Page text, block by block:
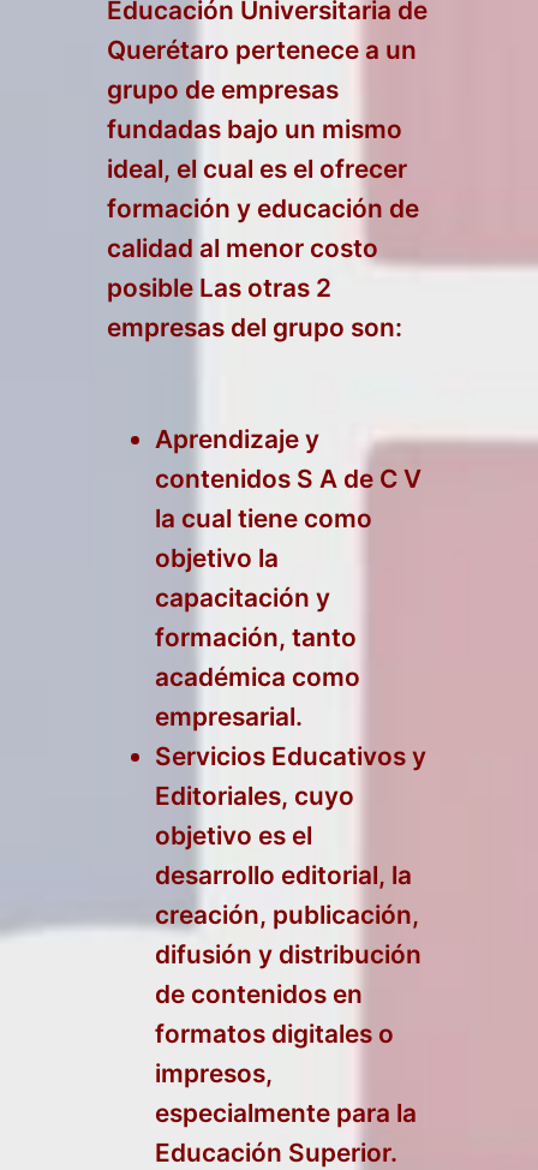
Educación Universitaria de
Querétaro pertenece a un
grupo de empresas
fundadas bajo un mismo
ideal, el cual es el ofrecer
formación y educación de
calidad al menor costo
posible Las otras 2
empresas del grupo son:
Aprendizaje y
contenidos S A de C V
la cual tiene como
objetivo la
capacitación y
formación, tanto
académica como
empresarial.
Servicios Educativos y
Editoriales, cuyo
objetivo es el
desarrollo editorial, la
creación, publicación,
difusión y distribución
de contenidos en
formatos digitales o
impresos,
especialmente para la
Educación Superior.